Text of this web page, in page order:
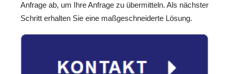
Anfrage ab, um Ihre Anfrage zu übermitteln. Als nächster
Schritt erhalten Sie eine maßgeschneiderte Lösung.